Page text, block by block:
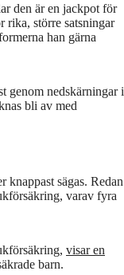
den är en jackpot för
rika, större satsningar
han gärna
genom nedskärningar i
bli av med
knappast sägas. Redan
varav fyra
visar en
barn.